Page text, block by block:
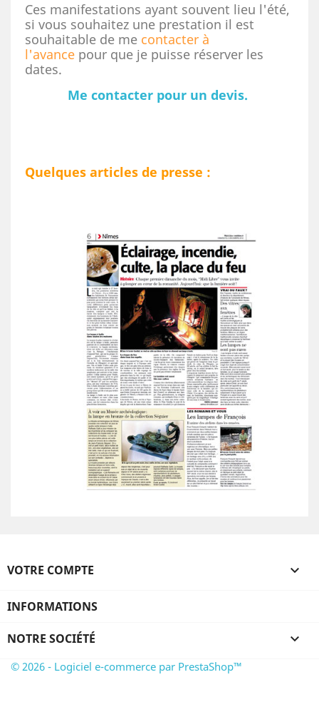
Ces manifestations ayant souvent lieu l'été,
si vous souhaitez une prestation il est
souhaitable de me contacter à
l'avance pour que je puisse réserver les
dates.
Me contacter pour un devis.
Quelques articles de presse :
VOTRE COMPTE 
INFORMATIONS
NOTRE SOCIÉTÉ 
© 2026 - Logiciel e-commerce par PrestaShop™